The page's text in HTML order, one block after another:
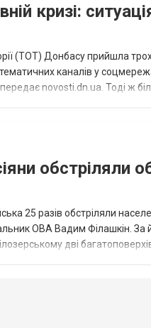
кризі:
(ТОТ) Донбасу прийшла
каналів у
novosti.dn.ua. Тоді ж
обстріляли
25 разів обстріляли
ОВА Вадим Філашкін. За
дві